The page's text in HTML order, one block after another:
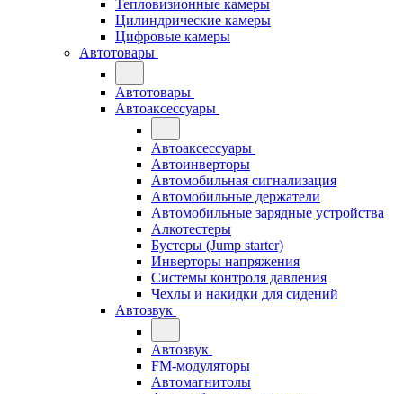
Тепловизионные камеры
Цилиндрические камеры
Цифровые камеры
Автотовары
Автотовары
Автоаксессуары
Автоаксессуары
Автоинверторы
Автомобильная сигнализация
Автомобильные держатели
Автомобильные зарядные устройства
Алкотестеры
Бустеры (Jump starter)
Инверторы напряжения
Системы контроля давления
Чехлы и накидки для сидений
Автозвук
Автозвук
FM-модуляторы
Автомагнитолы